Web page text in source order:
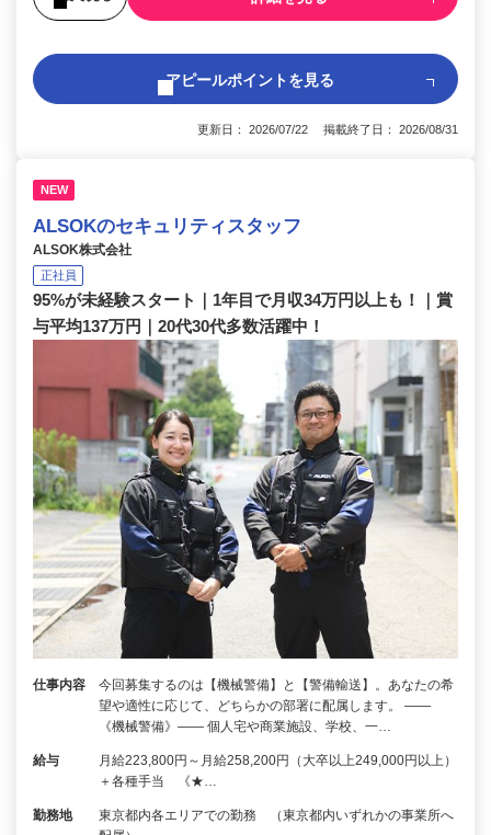
アピールポイントを見る
更新日： 2026/07/22 掲載終了日： 2026/08/31
NEW
ALSOKのセキュリティスタッフ
ALSOK株式会社
正社員
95%が未経験スタート｜1年目で月収34万円以上も！｜賞
与平均137万円｜20代30代多数活躍中！
仕事内容
今回募集するのは【機械警備】と【警備輸送】。あなたの希
望や適性に応じて、どちらかの部署に配属します。 ――
《機械警備》―― 個人宅や商業施設、学校、一…
給与
月給223,800円～月給258,200円（大卒以上249,000円以上）
＋各種手当 《★…
勤務地
東京都内各エリアでの勤務 （東京都内いずれかの事業所へ